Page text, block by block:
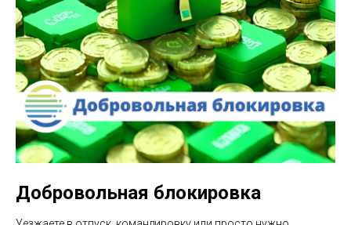
Добровольная блокировка